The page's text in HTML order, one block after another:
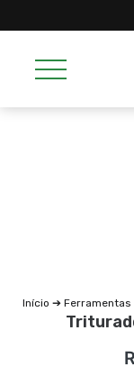
Início ➔ Ferramentas